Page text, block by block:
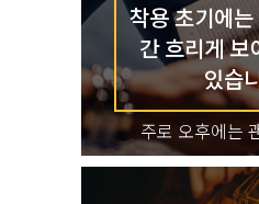
착용 초기에
간흐리게 보
있습
주로 오후에는